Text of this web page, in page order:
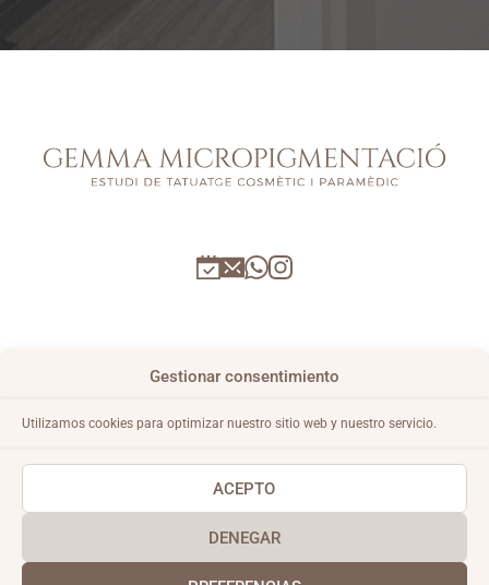
Gestionar consentimiento
Utilizamos cookies para optimizar nuestro sitio web y nuestro servicio.
ACEPTO
DENEGAR
POLÍTICA DE PRIVACIDAD